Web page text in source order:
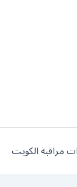
مراقبة الكويت